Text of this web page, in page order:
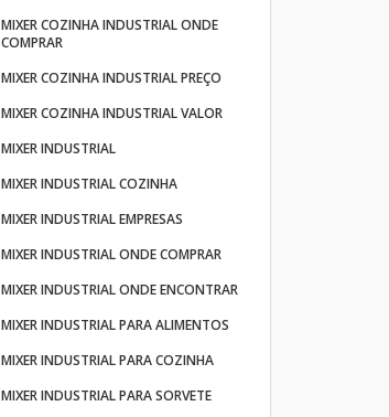
MIXER COZINHA INDUSTRIAL ONDE
COMPRAR
MIXER COZINHA INDUSTRIAL PREÇO
MIXER COZINHA INDUSTRIAL VALOR
MIXER INDUSTRIAL
MIXER INDUSTRIAL COZINHA
MIXER INDUSTRIAL EMPRESAS
MIXER INDUSTRIAL ONDE COMPRAR
MIXER INDUSTRIAL ONDE ENCONTRAR
MIXER INDUSTRIAL PARA ALIMENTOS
MIXER INDUSTRIAL PARA COZINHA
MIXER INDUSTRIAL PARA SORVETE